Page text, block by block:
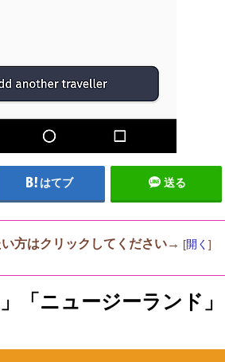
はてブ 送る
い方はクリックしてください→ [開く ]
「ニュージーランド」